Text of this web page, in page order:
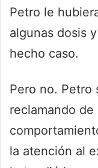
Petro le
algunas dosis
hecho caso.
Pero no. Petro
reclamando de
la atención al